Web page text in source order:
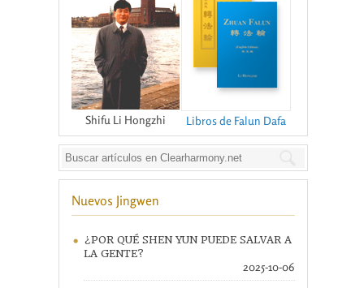
Shifu Li Hongzhi Libros de Falun Dafa
Nuevos Jingwen
¿POR QUÉ SHEN YUN PUEDE SALVAR A
LA GENTE?
2025-10-06